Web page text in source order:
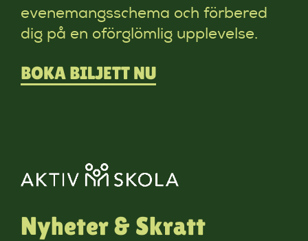
evenemangsschema och förbered
dig på en oförglömlig upplevelse.
BOKA BILJETT NU
Nyheter & Skratt